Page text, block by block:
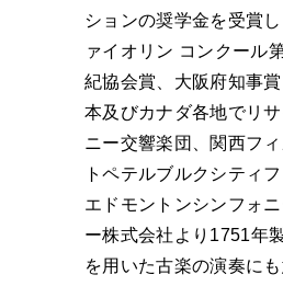
ションの奨学金を受賞
ァイオリン コンクール
紀協会賞、大阪府知事
本及びカナダ各地でリ
ニー交響楽団、関西フ
トペテルブルクシティ
エドモントンシンフォ
ー株式会社より1751年
を用いた古楽の演奏に